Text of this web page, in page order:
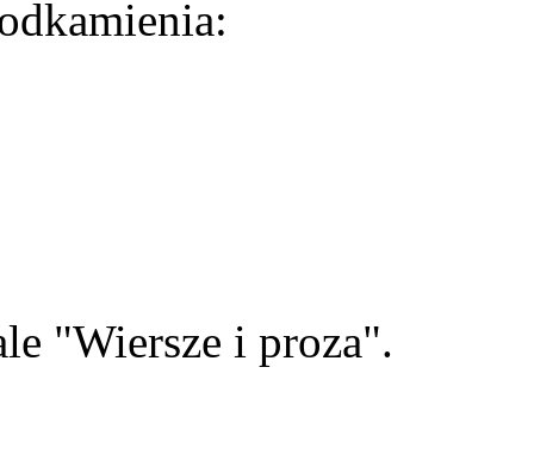
"Wiersze i proza".